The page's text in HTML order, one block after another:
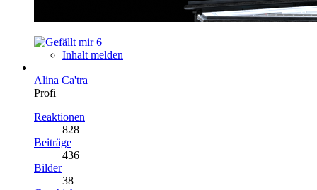
6
Inhalt melden
Alina Ca'tra
Profi
Reaktionen
828
Beiträge
436
Bilder
38